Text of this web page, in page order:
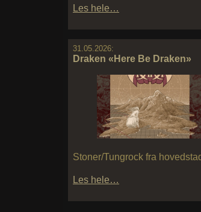
Les hele…
31.05.2026:
Draken «Here Be Draken»
Stoner/Tungrock fra
Les hele…